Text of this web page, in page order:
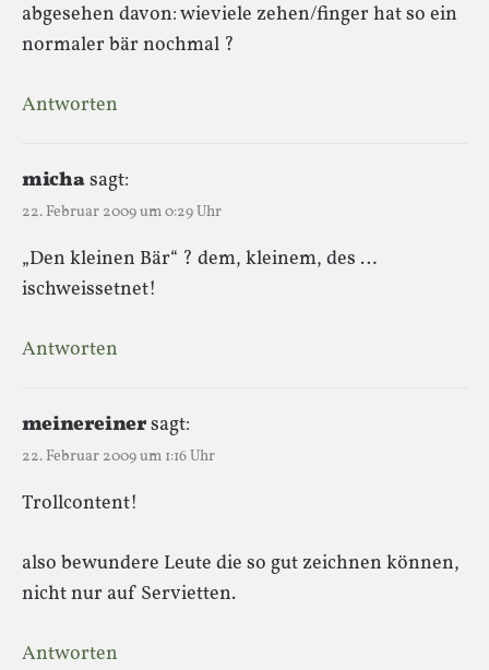
abgesehen davon: wieviele zehen/finger hat so ein
normaler bär nochmal ?
Antworten
michasagt:
22. Februar 2009 um 0:29 Uhr
„Den kleinen Bär“ ? dem, kleinem, des …
ischweissetnet!
Antworten
meinereinersagt:
22. Februar 2009 um 1:16 Uhr
Trollcontent!
also bewundere Leute die so gut zeichnen können,
nicht nur auf Servietten.
Antworten